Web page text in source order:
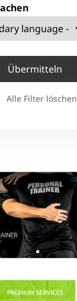
Alle Filter löschen